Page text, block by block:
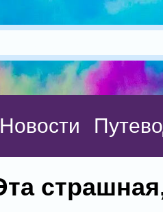
Новости